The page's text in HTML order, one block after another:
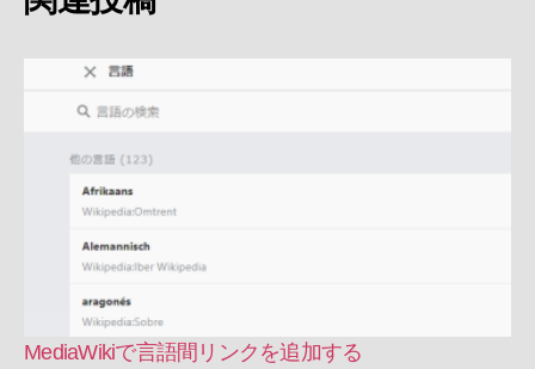
MediaWikiで言語間リンクを追加する